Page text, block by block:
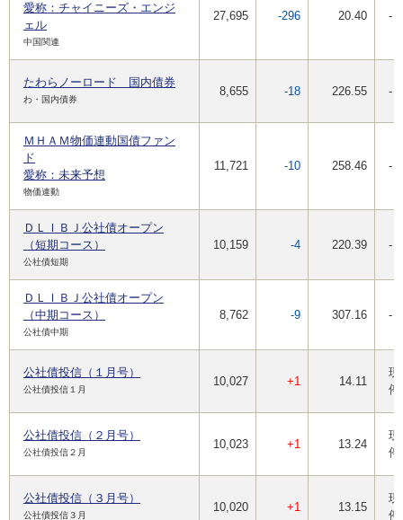
愛称：チャイニーズ・エンジ
ェル
中国関連
27,695 -296 20.40 -
たわらノーロード 国内債券
わ・国内債券
8,655 -18 226.55 -
ＭＨＡＭ物価連動国債ファン
ド
愛称：未来予想
物価連動
11,721 -10 258.46 -
ＤＬＩＢＪ公社債オープン
（短期コース）
公社債短期
10,159 -4 220.39 -
ＤＬＩＢＪ公社債オープン
（中期コース）
公社債中期
8,762 -9 307.16 -
公社債投信（１月号）
公社債投信１月
10,027 +1 14.11
現
停
公社債投信（２月号）
公社債投信２月
10,023 +1 13.24
現
停
公社債投信（３月号）
公社債投信３月
10,020 +1 13.15
現
停